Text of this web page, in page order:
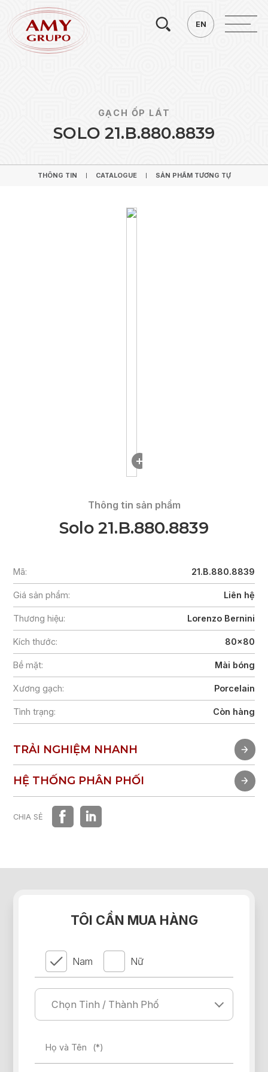
EN
GẠCH ỐP LÁT
SOLO 21.B.880.8839
THÔNG TIN CATALOGUE SẢN PHẨM TƯƠNG TỰ
Thông tin sản phẩm
Solo 21.B.880.8839
Mã: 21.B.880.8839
Giá sản phẩm: Liên hệ
Thương hiệu: Lorenzo Bernini
Kích thước: 80x80
Bề mặt: Mài bóng
Xương gạch: Porcelain
Tình trạng: Còn hàng
TRẢI NGHIỆM NHANH
TRẢI NGHIỆM NHANH
HỆ THỐNG PHÂN PHỐI
HỆ THỐNG PHÂN PHỐI
CHIA SẺ
TÔI CẦN MUA HÀNG
Nam Nữ
Họ và Tên (*)
Tìm